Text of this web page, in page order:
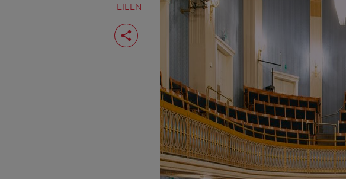
TEILEN
Seite
teilen